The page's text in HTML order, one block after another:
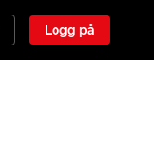
Logg på